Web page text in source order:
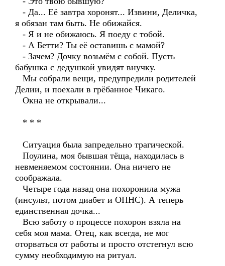
- Да... Её завтра хоронят... Извини, Деличка,
я обязан там быть. Не обижайся.
- Я и не обижаюсь. Я поеду с тобой.
- А Бетти? Ты её оставишь с мамой?
- Зачем? Дочку возьмём с собой. Пусть
бабушка с дедушкой увидят внучку.
Мы собрали вещи, предупредили родителей
Делии, и поехали в грёбанное Чикаго.
Окна не открывали...
* * *
Ситуация была запредельно трагической.
Поулина, моя бывшая тёща, находилась в
невменяемом состоянии. Она ничего не
соображала.
Четыре года назад она похоронила мужа
(инсульт, потом диабет и ОПНС). А теперь
единственная дочка...
Всю заботу о процессе похорон взяла на
себя моя мама. Отец, как всегда, не мог
оторваться от работы и просто отстегнул всю
сумму необходимую на ритуал.